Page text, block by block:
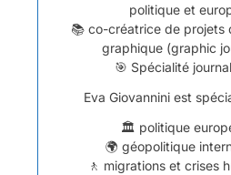
politique et
📚 co-créatrice de projets
graphique (graphic
🎯 Spécialité
Eva Giovannini est
🏛️ politique
🌍 géopolitique
🚶 migrations et crises